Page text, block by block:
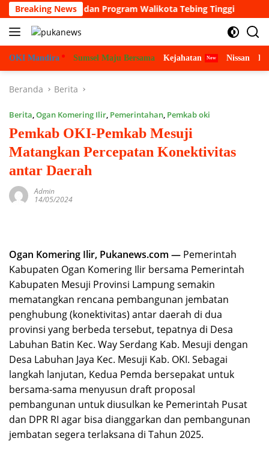
Langsung
ke
konten
Breaking News
Visi, misi dan Program Walikota Tebing Tinggi
OKI Mandira Sumsel Maju Bersama Kejahatan Nissan
Beranda Berita
Berita,Ogan Komering Ilir, Pemerintahan, Pemkab oki
Pemkab OKI-Pemkab Mesuji
Matangkan Percepatan Konektivitas
antar Daerah
Admin
14/05/2024
Ogan Komering Ilir, Pukanews.com — Pemerintah
Kabupaten Ogan Komering Ilir bersama Pemerintah
Kabupaten Mesuji Provinsi Lampung semakin
mematangkan rencana pembangunan jembatan
penghubung (konektivitas) antar daerah di dua
provinsi yang berbeda tersebut, tepatnya di Desa
Labuhan Batin Kec. Way Serdang Kab. Mesuji dengan
Desa Labuhan Jaya Kec. Mesuji Kab. OKI. Sebagai
langkah lanjutan, Kedua Pemda bersepakat untuk
bersama-sama menyusun draft proposal
pembangunan untuk diusulkan ke Pemerintah Pusat
dan DPR RI agar bisa dianggarkan dan pembangunan
jembatan segera terlaksana di Tahun 2025.